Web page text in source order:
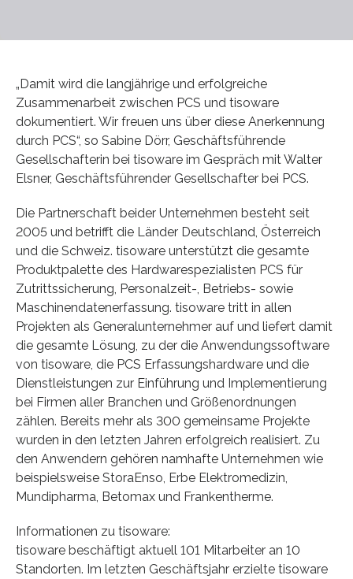
„Damit wird die langjährige und erfolgreiche
Zusammenarbeit zwischen PCS und tisoware
dokumentiert. Wir freuen uns über diese Anerkennung
durch PCS“, so Sabine Dörr, Geschäftsführende
Gesellschafterin bei tisoware im Gespräch mit Walter
Elsner, Geschäftsführender Gesellschafter bei PCS.
Die Partnerschaft beider Unternehmen besteht seit
2005 und betrifft die Länder Deutschland, Österreich
und die Schweiz. tisoware unterstützt die gesamte
Produktpalette des Hardwarespezialisten PCS für
Zutrittssicherung, Personalzeit-, Betriebs- sowie
Maschinendatenerfassung. tisoware tritt in allen
Projekten als Generalunternehmer auf und liefert damit
die gesamte Lösung, zu der die Anwendungssoftware
von tisoware, die PCS Erfassungshardware und die
Dienstleistungen zur Einführung und Implementierung
bei Firmen aller Branchen und Größenordnungen
zählen. Bereits mehr als 300 gemeinsame Projekte
wurden in den letzten Jahren erfolgreich realisiert. Zu
den Anwendern gehören namhafte Unternehmen wie
beispielsweise StoraEnso, Erbe Elektromedizin,
Mundipharma, Betomax und Frankentherme.
Informationen zu tisoware:
tisoware beschäftigt aktuell 101 Mitarbeiter an 10
Standorten. Im letzten Geschäftsjahr erzielte tisoware